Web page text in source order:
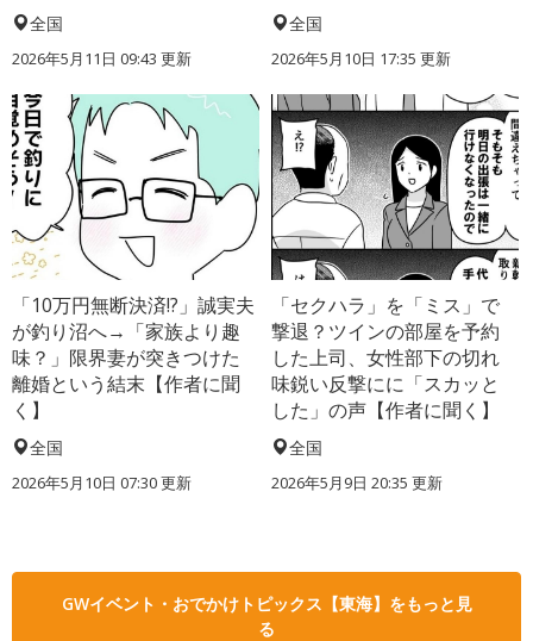
全国
2026年5月11日 09:43 更新
全国
2026年5月10日 17:35 更新
「10万円無断決済!?」誠実夫
が釣り沼へ→「家族より趣
味？」限界妻が突きつけた
離婚という結末【作者に聞
く】
全国
2026年5月10日 07:30 更新
「セクハラ」を「ミス」で
撃退？ツインの部屋を予約
した上司、女性部下の切れ
味鋭い反撃にに「スカッと
した」の声【作者に聞く】
全国
2026年5月9日 20:35 更新
GWイベント・おでかけトピックス【東海】をもっと見
る